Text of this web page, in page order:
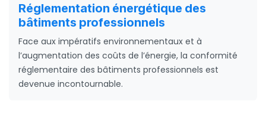
Réglementation énergétique des
bâtiments professionnels
Face aux impératifs environnementaux et à
l’augmentation des coûts de l’énergie, la conformité
réglementaire des bâtiments professionnels est
devenue incontournable.